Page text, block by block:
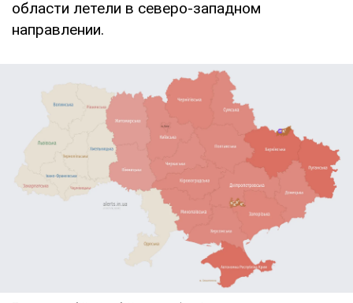
области летели в северо-западном
направлении.